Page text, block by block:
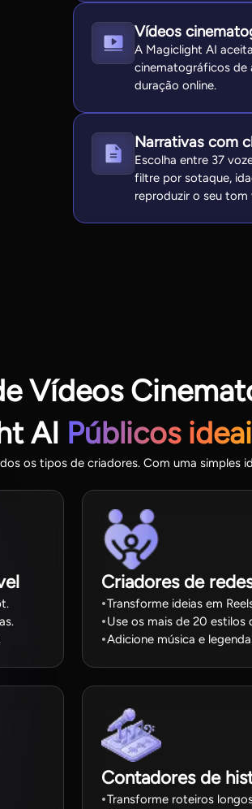
Vídeos
A Magiclight AI
cinematográficos de
duração online.
Narrativas com
Escolha entre 37
filtre por sotaque,
reproduzir o seu tom
Vídeos
AI Públicos
os tipos de criadores. Com uma simples
Criadores de
Transforme ideias em
Use os mais de 20
Adicione música e
Contadores de
Transforme roteiros